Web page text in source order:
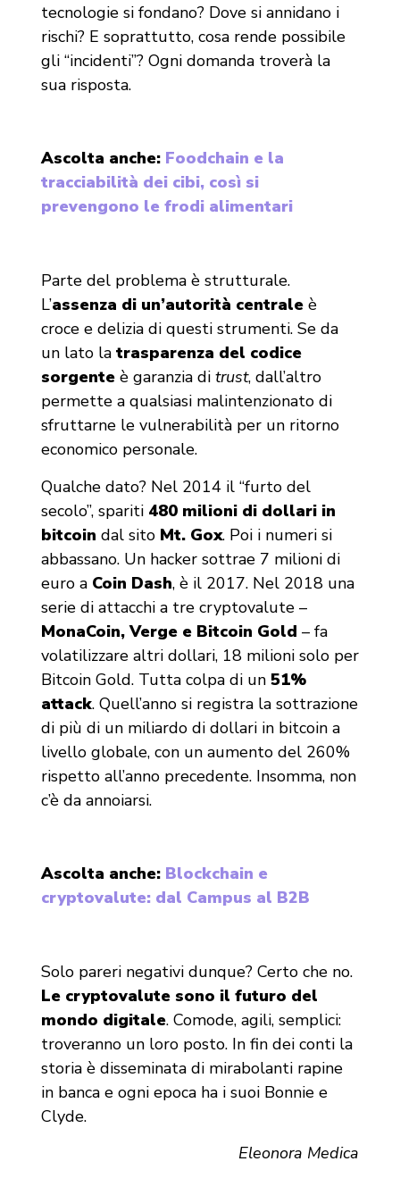
tecnologie si fondano? Dove si annidano i
rischi? E soprattutto, cosa rende possibile
gli “incidenti”? Ogni domanda troverà la
sua risposta.
Ascolta anche: Foodchain e la
tracciabilità dei cibi, così si
prevengono le frodi alimentari
Parte del problema è strutturale.
L’assenza di un’autorità centraleè
croce e delizia di questi strumenti. Se da
un lato la trasparenza del codice
sorgenteè garanzia di trust, dall’altro
permette a qualsiasi malintenzionato di
sfruttarne le vulnerabilità per un ritorno
economico personale.
Qualche dato? Nel 2014 il “furto del
secolo”, spariti 480 milioni di dollari in
bitcoin dal sito Mt. Gox. Poi i numeri si
abbassano. Un hacker sottrae 7 milioni di
euro a Coin Dash, è il 2017. Nel 2018 una
serie di attacchi a tre cryptovalute –
MonaCoin, Verge e Bitcoin Gold – fa
volatilizzare altri dollari, 18 milioni solo per
Bitcoin Gold. Tutta colpa di un 51%
attack. Quell’anno si registra la sottrazione
di più di un miliardo di dollari in bitcoin a
livello globale, con un aumento del 260%
rispetto all’anno precedente. Insomma, non
c’è da annoiarsi.
Ascolta anche: Blockchain e
cryptovalute: dal Campus al B2B
Solo pareri negativi dunque? Certo che no.
Le cryptovalute sono il futuro del
mondo digitale. Comode, agili, semplici:
troveranno un loro posto. In fin dei conti la
storia è disseminata di mirabolanti rapine
in banca e ogni epoca ha i suoi Bonnie e
Clyde.
Eleonora Medica